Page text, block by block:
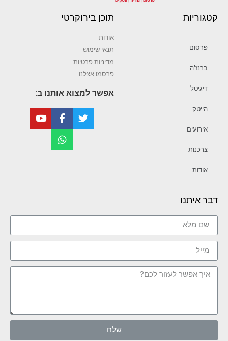
קטגוריות
פרסום
ברנז’ה
דיגיטל
הייטק
אירועים
צרכנות
אודות
תוכן בירוקרטי
אודות
תנאי שימוש
מדיניות פרטיות
פרסמו אצלנו
אפשר למצוא אותנו ב:
דבר איתנו
שלח